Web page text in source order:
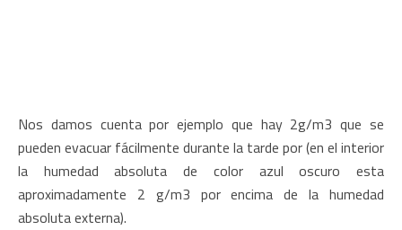
Nos damos cuenta por ejemplo que hay 2g/m3 que se
pueden evacuar fácilmente durante la tarde por (en el interior
la humedad absoluta de color azul oscuro esta
aproximadamente 2 g/m3 por encima de la humedad
absoluta externa).